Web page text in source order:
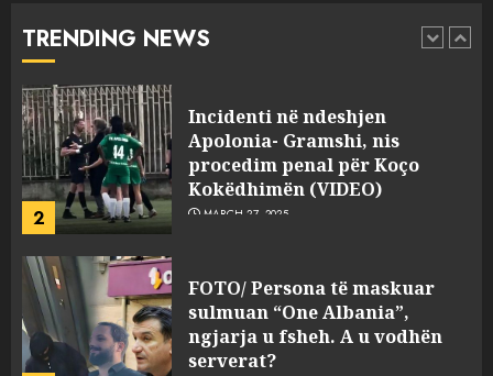
TRENDING NEWS
1
pasuri të pajustifikuar
2
Incidenti në ndeshjen
Apolonia- Gramshi, nis
procedim penal për Koço
Kokëdhimën (VIDEO)
MARCH 27, 2025
FOTO/ Persona të maskuar
sulmuan “One Albania”,
ngjarja u fsheh. A u vodhën
serverat?